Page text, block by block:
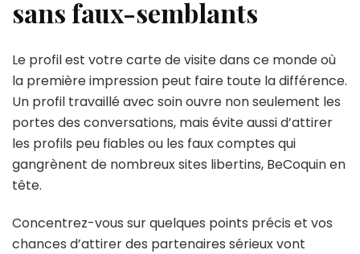
sans faux-semblants
Le profil est votre carte de visite dans ce monde où
la première impression peut faire toute la différence.
Un profil travaillé avec soin ouvre non seulement les
portes des conversations, mais évite aussi d’attirer
les profils peu fiables ou les faux comptes qui
gangrènent de nombreux sites libertins, BeCoquin en
tête.
Concentrez-vous sur quelques points précis et vos
chances d’attirer des partenaires sérieux vont